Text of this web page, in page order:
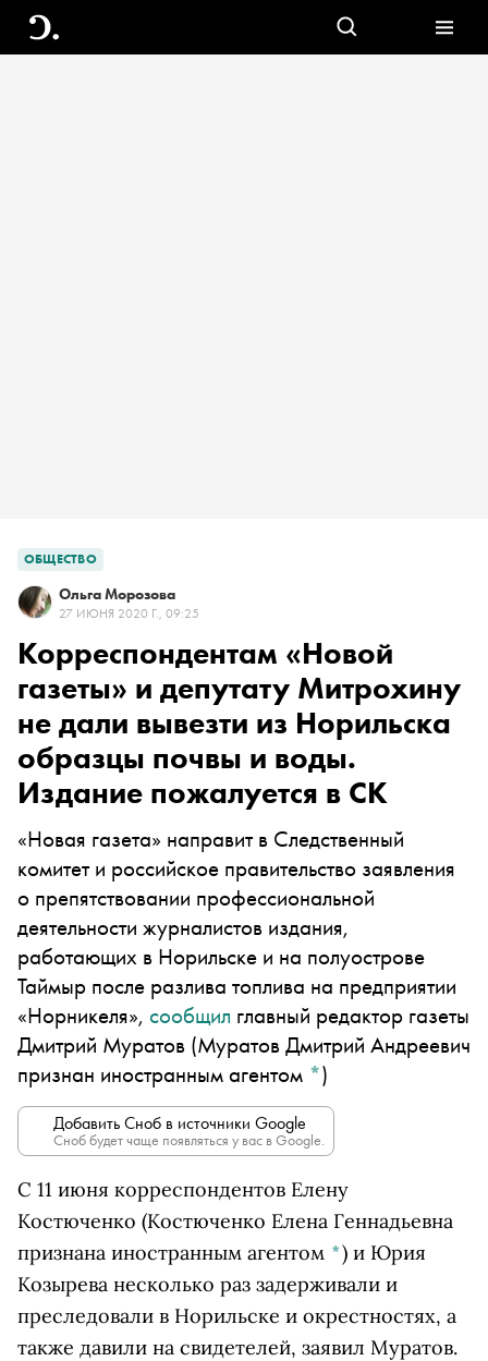
ОБЩЕСТВО
Ольга Морозова
27 ИЮНЯ 2020 Г., 09:25
Корреспондентам «Новой
газеты» и депутату Митрохину
не дали вывезти из Норильска
образцы почвы и воды.
Издание пожалуется в СК
«Новая газета» направит в Следственный
комитет и российское правительство заявления
о препятствовании профессиональной
деятельности журналистов издания,
работающих в Норильске и на полуострове
Таймыр после разлива топлива на предприятии
«Норникеля», сообщил главный редактор газеты
Дмитрий Муратов (Муратов Дмитрий Андреевич
признан иностранным агентом *)
Добавить Сноб в источники Google
Сноб будет чаще появляться у вас в Google.
С 11 июня корреспондентов Елену
Костюченко (Костюченко Елена Геннадьевна
признана иностранным агентом *) и Юрия
Козырева несколько раз задерживали и
преследовали в Норильске и окрестностях, а
также давили на свидетелей, заявил Муратов.